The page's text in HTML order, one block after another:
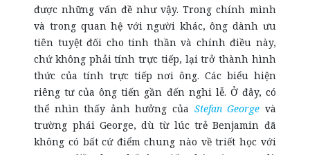
được những vấn đề như vậy. Trong chính mình
và trong quan hệ với người khác, ông dành ưu
tiên tuyệt đối cho tinh thần và chính điều này,
chứ không phải tính trực tiếp, lại trở thành hình
thức của tính trực tiếp nơi ông. Các biểu hiện
riêng tư của ông tiến gần đến nghi lễ. Ở đây, có
thể nhìn thấy ảnh hưởng của Stefan George và
trường phái George, dù từ lúc trẻ Benjamin đã
không có bất cứ điểm chung nào về triết học với